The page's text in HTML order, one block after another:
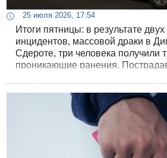
25 июля 2026, 17:54
Итоги пятницы: в результате
инцидентов, массовой драки в
Сдероте, три человека получили
проникающие ранения.